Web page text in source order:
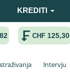
KREDITI
CHF 125,30
Istraživanja Intervju